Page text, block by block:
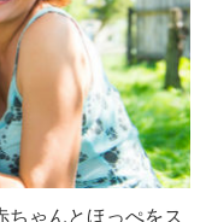
ちゃんとほっぺをス